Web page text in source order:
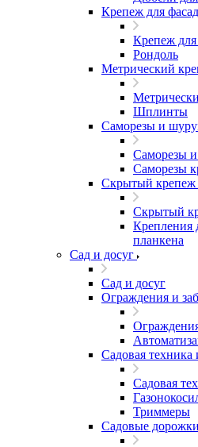
Крепеж для
Крепеж
Рондоль
Метрический
Шплинты
Саморезы и
Саморезы
Саморезы
Скрытый крепеж
Скрытый
Крепления
планкена
Сад и досуг
Сад и досуг
Ограждения и
Садовая
Садовая
Триммеры
Садовые дорожки